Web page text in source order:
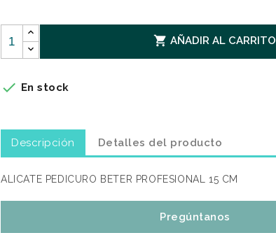
 AÑADIR AL CARRITO
 En stock
Descripción Detalles del producto
ALICATE PEDICURO BETER PROFESIONAL 15 CM
Pregúntanos